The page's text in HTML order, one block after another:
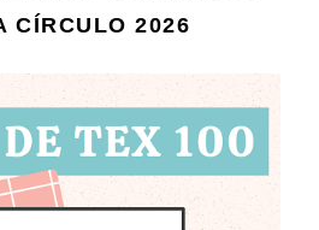
CÍRCULO 2026